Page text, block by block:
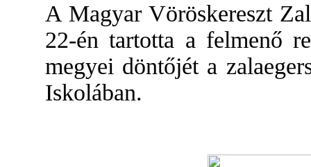
A Magyar Vöröskereszt
22-én tartotta a felmenő
megyei döntőjét a
Iskolában.